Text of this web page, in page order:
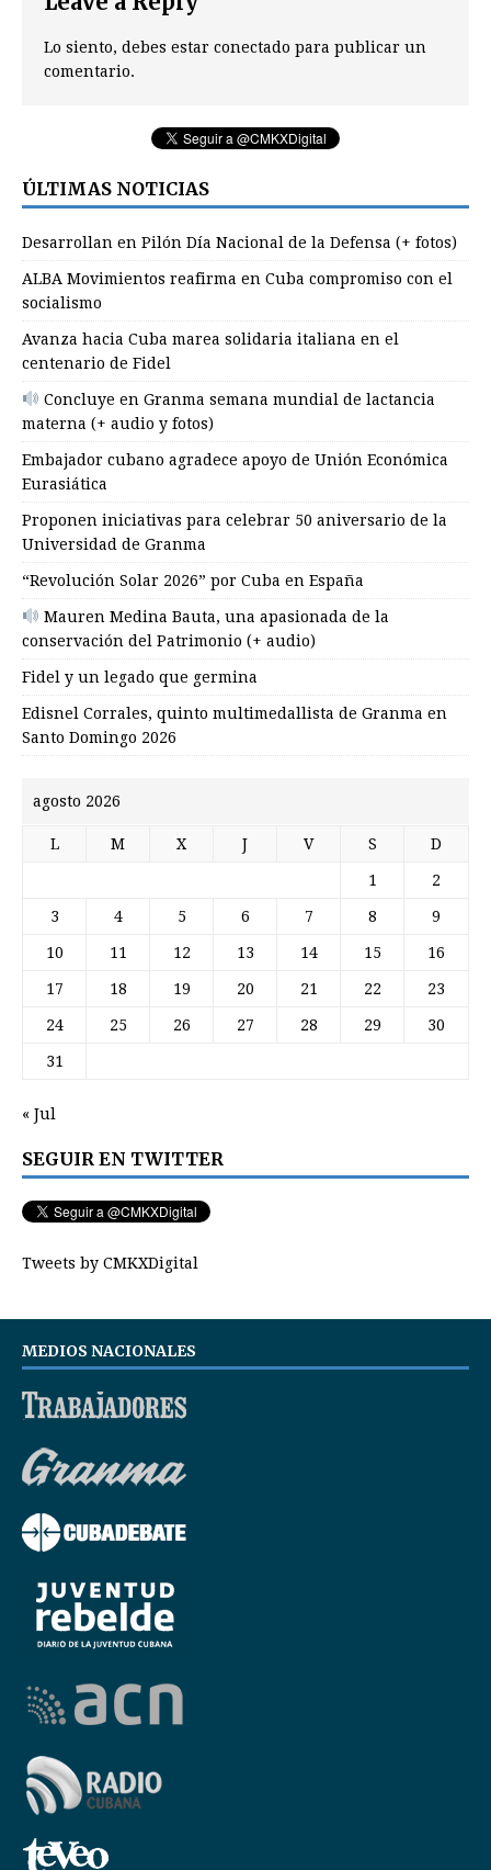
Lo siento, debes estar conectado para publicar un
comentario.
ÚLTIMAS NOTICIAS
Desarrollan en Pilón Día Nacional de la Defensa (+ fotos)
ALBA Movimientos reafirma en Cuba compromiso con el
socialismo
Avanza hacia Cuba marea solidaria italiana en el
centenario de Fidel
Concluye en Granma semana mundial de lactancia
materna (+ audio y fotos)
Embajador cubano agradece apoyo de Unión Económica
Eurasiática
Proponen iniciativas para celebrar 50 aniversario de la
Universidad de Granma
“Revolución Solar 2026” por Cuba en España
Mauren Medina Bauta, una apasionada de la
conservación del Patrimonio (+ audio)
Fidel y un legado que germina
Edisnel Corrales, quinto multimedallista de Granma en
Santo Domingo 2026
agosto 2026
L M X J V S D
1 2
3 4 5 6 7 8 9
10 11 12 13 14 15 16
17 18 19 20 21 22 23
24 25 26 27 28 29 30
31
« Jul
SEGUIR EN TWITTER
Tweets by CMKXDigital
MEDIOS NACIONALES